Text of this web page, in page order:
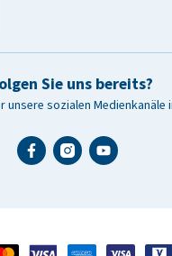
Sie uns bereits?
unsere sozialen